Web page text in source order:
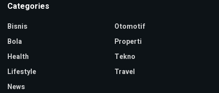
Categories
Bisnis
Bola
Health
Lifestyle
News
Otomotif
Properti
Tekno
Travel